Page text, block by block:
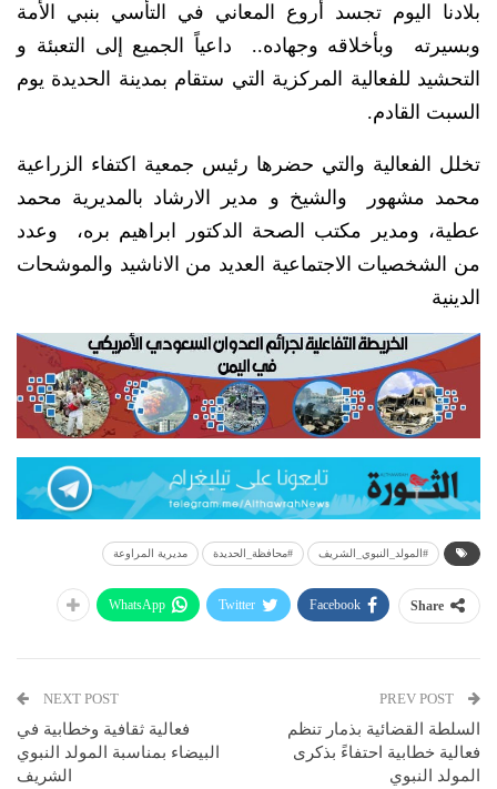
بلادنا اليوم تجسد أروع المعاني في التأسي بنبي الأمة
وبسيرته وبأخلاقه وجهاده.. داعياً الجميع إلى التعبئة و
التحشيد للفعالية المركزية التي ستقام بمدينة الحديدة يوم
السبت القادم.
تخلل الفعالية والتي حضرها رئيس جمعية اكتفاء الزراعية
محمد مشهور والشيخ و مدير الارشاد بالمديرية محمد
عطية، ومدير مكتب الصحة الدكتور ابراهيم بره، وعدد
من الشخصيات الاجتماعية العديد من الاناشيد والموشحات
الدينية
#المولد_النبوي_الشريف #محافظة_الحديدة مديرية المراوعة
Share
Facebook
Twitter
WhatsApp
السلطة القضائية بذمار تنظم
فعالية خطابية احتفاءً بذكرى
المولد النبوي
NEXT POST
فعالية ثقافية وخطابية في
البيضاء بمناسبة المولد النبوي
الشريف